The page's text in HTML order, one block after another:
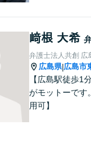
﨑根 大希
弁護士法人共創 広
広島県|広島市
【広島駅徒歩1
がモットーです
用可】